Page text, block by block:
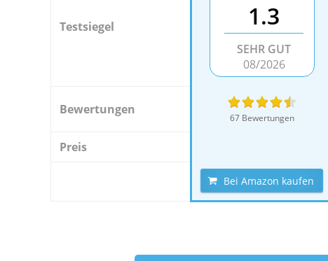
Testsiegel 1.3
SEHR GUT
08/2026
Bewertungen
67 Bewertungen
Preis
Bei Amazon kaufen